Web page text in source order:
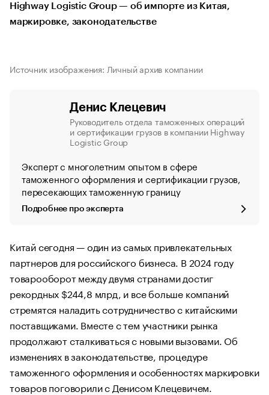
Highway Logistic Group — об импорте из Китая,
маркировке, законодательстве
Источник изображения: Личный архив компании
Денис Клецевич
Руководитель отдела таможенных операций
и сертификации грузов в компании Highway
Logistic Group
Эксперт с многолетним опытом в сфере
таможенного оформления и сертификации грузов,
пересекающих таможенную границу
Подробнее про эксперта
Китай сегодня — один из самых привлекательных
партнеров для российского бизнеса. В 2024 году
товарооборот между двумя странами достиг
рекордных $244,8 млрд, и все больше компаний
стремятся наладить сотрудничество с китайскими
поставщиками. Вместе с тем участники рынка
продолжают сталкиваться с новыми вызовами. Об
изменениях в законодательстве, процедуре
таможенного оформления и особенностях маркировки
товаров поговорили с Денисом Клецевичем.